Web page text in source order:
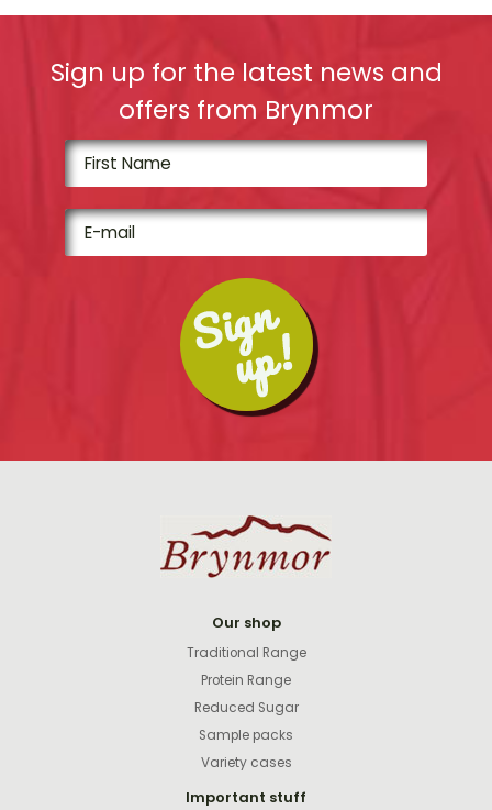
Sign up for the latest news and
offers from Brynmor
Our shop
Traditional Range
Protein Range
Reduced Sugar
Sample packs
Variety cases
Important stuff